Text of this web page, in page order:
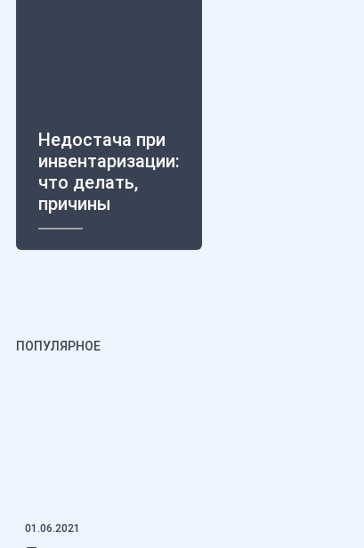
Недостача при
инвентаризации:
что делать,
причины
ПОПУЛЯРНОЕ
01.06.2021